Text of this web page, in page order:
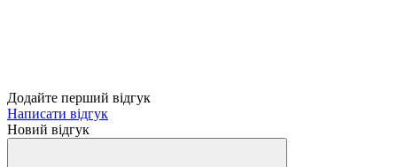
Додайте перший відгук
Написати відгук
Новий відгук